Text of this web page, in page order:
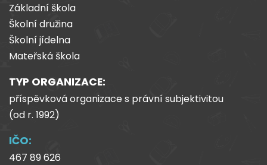
Základní škola
Školní družina
Školní jídelna
Mateřská škola
TYP ORGANIZACE:
příspěvková organizace s právní subjektivitou
(od r. 1992)
IČO:
467 89 626